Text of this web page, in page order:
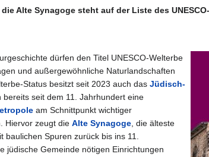
Alte Synagoge steht auf der Liste des
dürfen den Titel UNESCO-Welterbe
und außergewöhnliche Naturlandschaften
Status besitzt seit 2023 auch das Jüdisch-
seit dem 11. Jahrhundert eine
am Schnittpunkt wichtiger
Hiervor zeugt die Alte Synagoge , die älteste
Spuren zurück bis ins 11.
jüdische Gemeinde nötigen Einrichtungen